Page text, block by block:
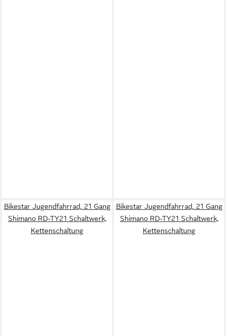
Bikestar Jugendfahrrad, 21 Gang
Shimano RD-TY21 Schaltwerk,
Kettenschaltung
Bikestar Jugendfahrrad, 21 Gang
Shimano RD-TY21 Schaltwerk,
Kettenschaltung